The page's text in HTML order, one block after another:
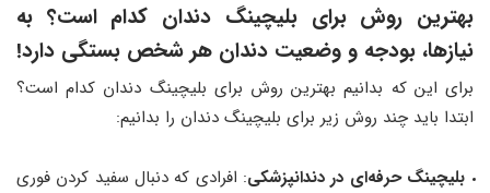
بهترین روش برای بلیچینگ دندان کدام است؟ به
نیازها، بودجه و وضعیت دندان هر شخص بستگی دارد!
برای این که بدانیم بهترین روش برای بلیچینگ دندان کدام است؟
ابتدا باید چند روش زیر برای بلیچینگ دندان را بدانیم:
بلیچینگ حرفه‌ای در دندانپزشکی: افرادی که دنبال سفید کردن فوری